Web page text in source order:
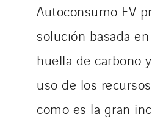
Autoconsumo FV
solución basada
huella de carbono
uso de los
como es la gran